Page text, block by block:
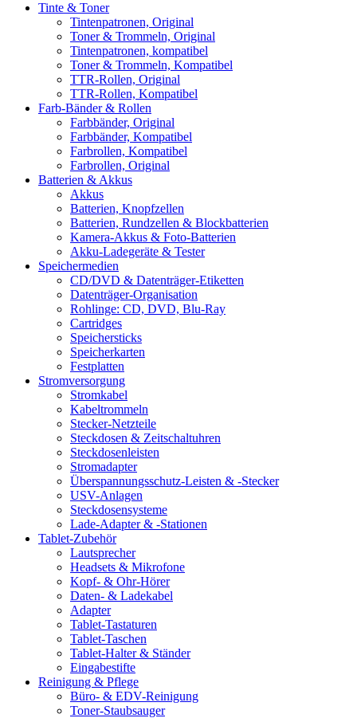
Tinte & Toner
Tintenpatronen, Original
Toner & Trommeln, Original
Tintenpatronen, kompatibel
Toner & Trommeln, Kompatibel
TTR-Rollen, Original
TTR-Rollen, Kompatibel
Farb-Bänder & Rollen
Farbbänder, Original
Farbbänder, Kompatibel
Farbrollen, Kompatibel
Farbrollen, Original
Batterien & Akkus
Akkus
Batterien, Knopfzellen
Batterien, Rundzellen & Blockbatterien
Kamera-Akkus & Foto-Batterien
Akku-Ladegeräte & Tester
Speichermedien
CD/DVD & Datenträger-Etiketten
Datenträger-Organisation
Rohlinge: CD, DVD, Blu-Ray
Cartridges
Speichersticks
Speicherkarten
Festplatten
Stromversorgung
Stromkabel
Kabeltrommeln
Stecker-Netzteile
Steckdosen & Zeitschaltuhren
Steckdosenleisten
Stromadapter
Überspannungsschutz-Leisten & -Stecker
USV-Anlagen
Steckdosensysteme
Lade-Adapter & -Stationen
Tablet-Zubehör
Lautsprecher
Headsets & Mikrofone
Kopf- & Ohr-Hörer
Daten- & Ladekabel
Adapter
Tablet-Tastaturen
Tablet-Taschen
Tablet-Halter & Ständer
Eingabestifte
Reinigung & Pflege
Büro- & EDV-Reinigung
Toner-Staubsauger